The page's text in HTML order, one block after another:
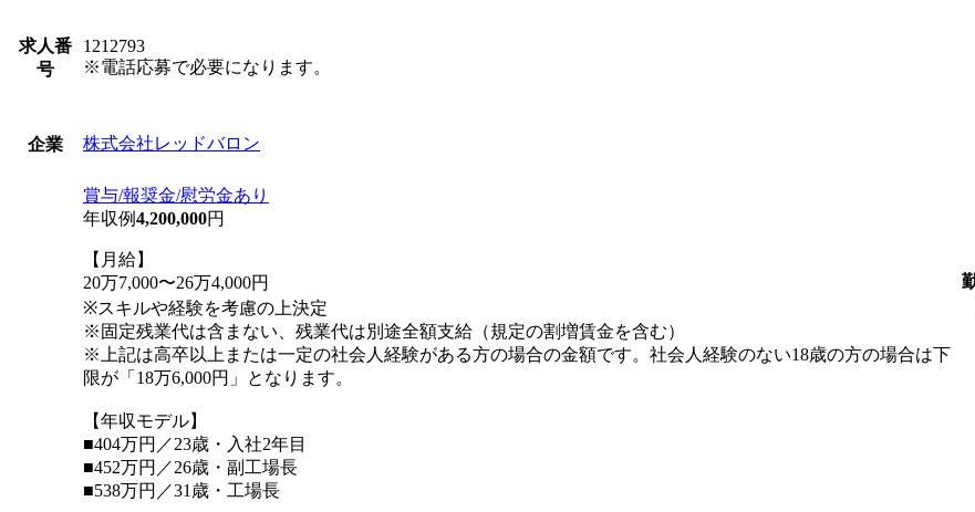
求人番
号
1212793
※電話応募で必要になります。
企業 株式会社レッドバロン
賞与/報奨金/慰労金あり
年収例4,200,000円
【月給】
20万7,000〜26万4,000円
※スキルや経験を考慮の上決定
※固定残業代は含まない、残業代は別途全額支給（規定の割増賃金を含む）
※上記は高卒以上または一定の社会人経験がある方の場合の金額です。社会人経験のない18歳の方の場合は下
限が「18万6,000円」となります。
【年収モデル】
■404万円／23歳・入社2年目
■452万円／26歳・副工場長
■538万円／31歳・工場長